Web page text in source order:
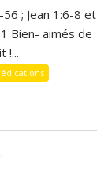
; Jean 1:6-8 et
Bien- aimés de
!...